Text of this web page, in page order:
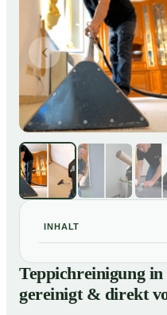
INHALT
01Teppichreinigung in
direkt vor Ort
Unsere Leistungen im
Teppichreinigung
gereinigt & direkt